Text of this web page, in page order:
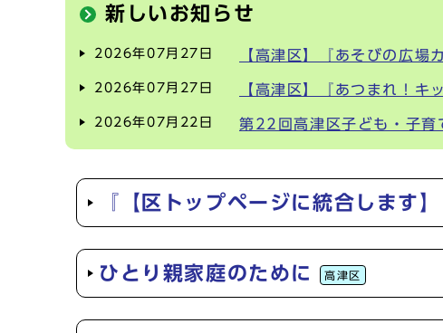
新しいお知らせ
2026年07月27日 【高津区】『あそびの広場
2026年07月27日 【高津区】『あつまれ！キ
2026年07月22日 第22回高津区子ども・子育
『【区トップページに統合します
ひとり親家庭のために 高津区